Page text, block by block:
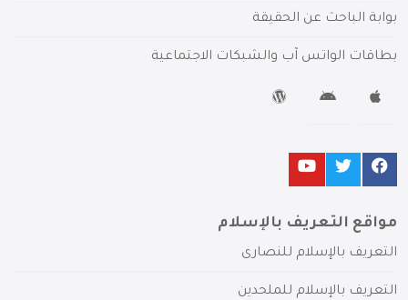
بوابة الباحث عن الحقيقة
بطاقات الواتس آب والشبكات الاجتماعية
مواقع التعريف بالإسلام
التعريف بالإسلام للنصارى
التعريف بالإسلام للملحدين